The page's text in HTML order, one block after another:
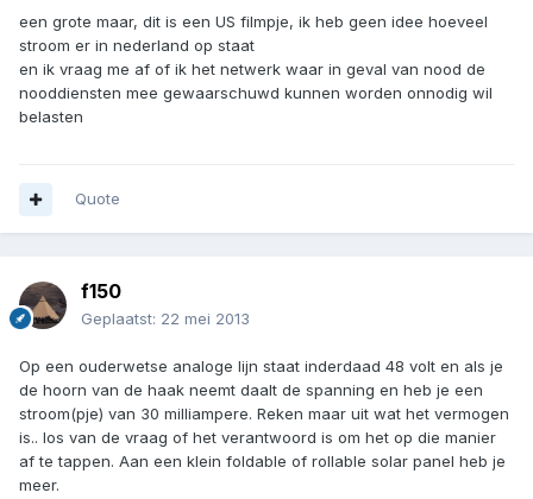
een grote maar, dit is een US filmpje, ik heb geen idee hoeveel
stroom er in nederland op staat
en ik vraag me af of ik het netwerk waar in geval van nood de
nooddiensten mee gewaarschuwd kunnen worden onnodig wil
belasten
Quote
f150
Geplaatst: 22 mei 2013
Op een ouderwetse analoge lijn staat inderdaad 48 volt en als je
de hoorn van de haak neemt daalt de spanning en heb je een
stroom(pje) van 30 milliampere. Reken maar uit wat het vermogen
is.. los van de vraag of het verantwoord is om het op die manier
af te tappen. Aan een klein foldable of rollable solar panel heb je
meer.